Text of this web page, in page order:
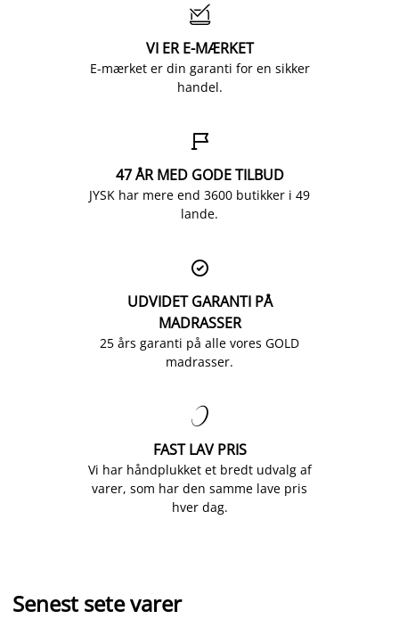

VI ER E-MÆRKET
E-mærket er din garanti for en sikker
handel.

47 ÅR MED GODE TILBUD
JYSK har mere end 3600 butikker i 49
lande.

UDVIDET GARANTI PÅ
MADRASSER
25 års garanti på alle vores GOLD
madrasser.

FAST LAV PRIS
Vi har håndplukket et bredt udvalg af
varer, som har den samme lave pris
hver dag.
Senest sete varer